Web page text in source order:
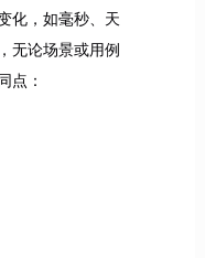
化，如毫秒、天
无论场景或用例
点：